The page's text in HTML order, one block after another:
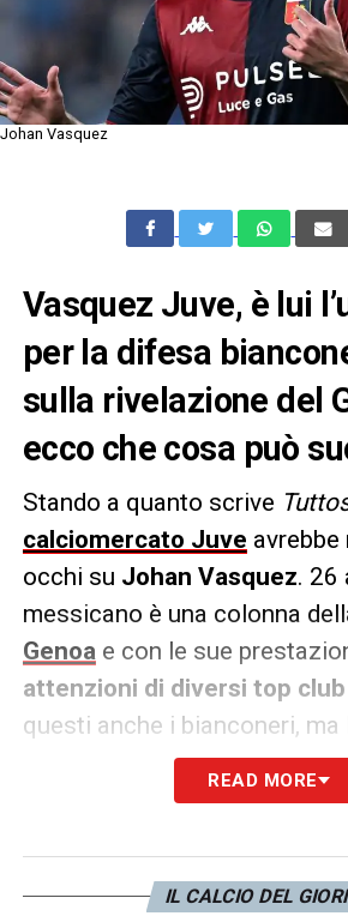
Johan Vasquez
Vasquez Juve, è lui
per la difesa
sulla rivelazione del
ecco che cosa può
Stando a quanto scrive
calciomercato Juve
occhi su Johan Vasquez. 26
messicano è una colonna
Genoae con le sue
attenzioni di diversi top
questi anche i bianconeri, ma
gennaio appare complicato.
rossoblù. Difficilmente il
lascerà partire, con una delle
READ MORE
IL CALCIO DEL